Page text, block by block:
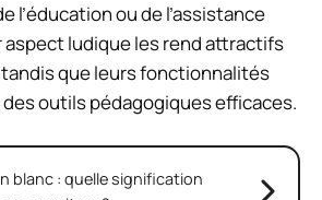
l’éducation ou de l’assistance
aspect ludique les rend attractifs
que leurs fonctionnalités
outils pédagogiques efficaces.
blanc : quelle signification